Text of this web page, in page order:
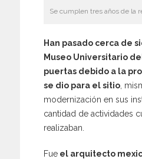
Se cumplen tres años de la
Han pasado cerca de
Museo Universitario
puertas debido a la
se dio para el sitio ,
modernización en sus
cantidad de actividades
realizaban.
Fue el arquitecto